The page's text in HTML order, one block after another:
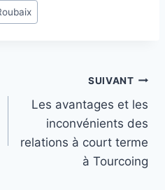
SUIVANT
Les avantages et les
inconvénients des
relations à court terme
à Tourcoing